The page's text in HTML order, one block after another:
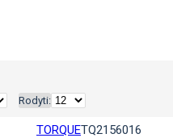
Rodyti:
TORQUETQ2156016